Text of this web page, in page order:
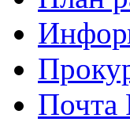
Почта